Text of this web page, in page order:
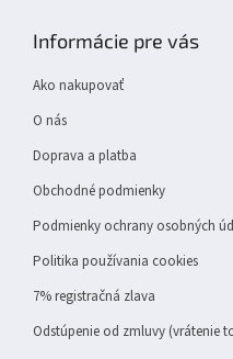
Informácie pre vás
Ako nakupovať
O nás
Doprava a platba
Obchodné podmienky
Podmienky ochrany osobných
Politika používania cookies
7% registračná zlava
Odstúpenie od zmluvy (vrátenie